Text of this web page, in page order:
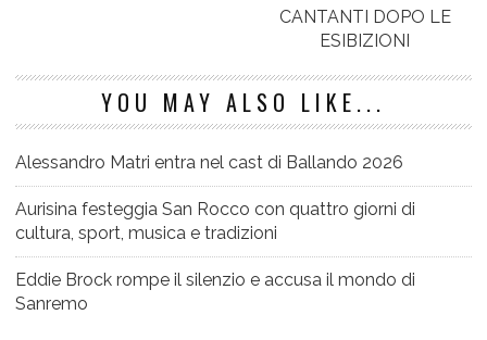
CANTANTI DOPO LE
ESIBIZIONI
YOU MAY ALSO LIKE...
Alessandro Matri entra nel cast di Ballando 2026
Aurisina festeggia San Rocco con quattro giorni di
cultura, sport, musica e tradizioni
Eddie Brock rompe il silenzio e accusa il mondo di
Sanremo